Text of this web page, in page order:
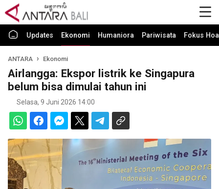
Updates Ekonomi Humaniora Pariwisata Fokus
ANTARA Ekonomi
Airlangga: Ekspor listrik ke Singapura
belum bisa dimulai tahun ini
Selasa, 9 Juni 2026 14:00